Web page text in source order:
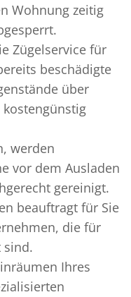
Wohnung zeitig
Zügelservice für
beschädigte
über
werden
vor dem Ausladen
gereinigt.
beauftragt für Sie
die für
sind.
Ihres